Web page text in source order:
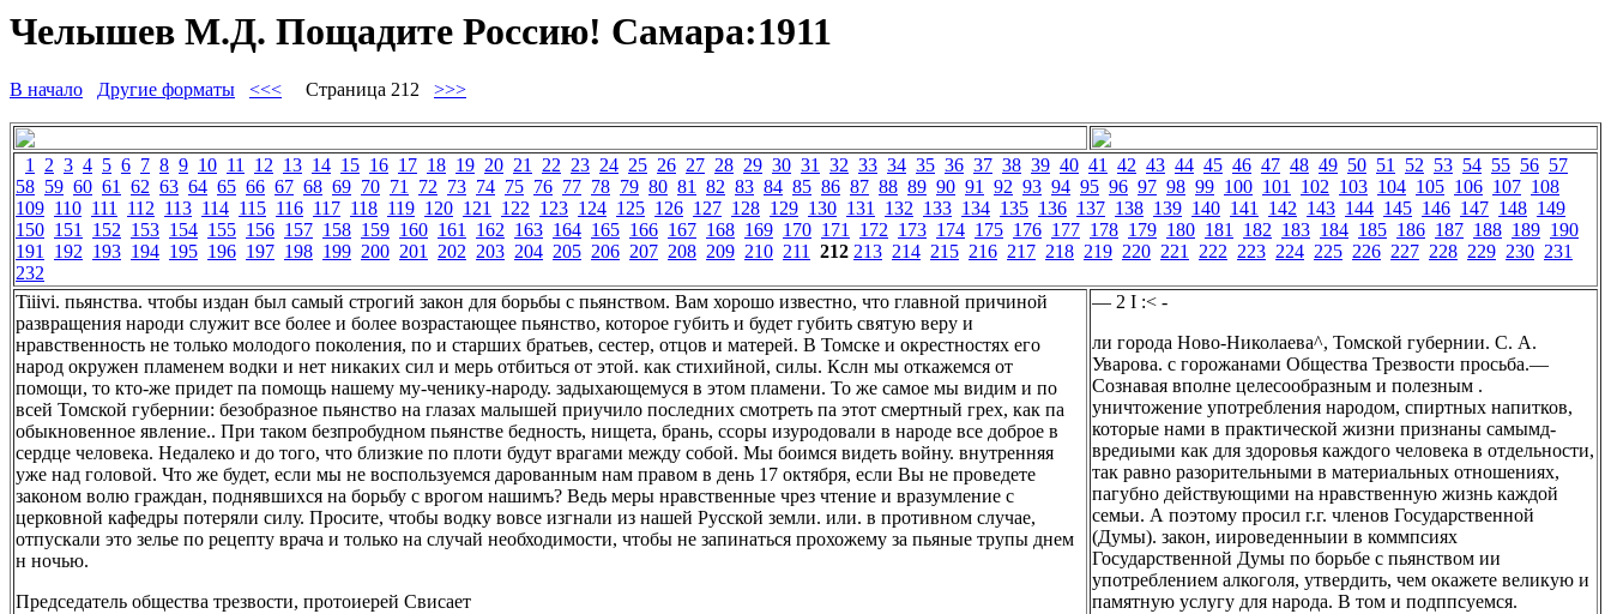
Челышев М.Д. Пощадите Россию! Самара:1911
В начало Другие форматы <<< Страница 212 >>>
1 2 3 4 5 6 7 8 9 10 11 12 13 14 15 16 17 18 19 20 21 22 23 24 25 26 27 28 29 30 31 32 33 34 35 36 37 38 39 40 41 42 43 44 45 46 47 48 49 50 51 52 53 54 55 56 57
58 59 60 61 62 63 64 65 66 67 68 69 70 71 72 73 74 75 76 77 78 79 80 81 82 83 84 85 86 87 88 89 90 91 92 93 94 95 96 97 98 99 100 101 102 103 104 105 106 107 108
109 110 111 112 113 114 115 116 117 118 119 120 121 122 123 124 125 126 127 128 129 130 131 132 133 134 135 136 137 138 139 140 141 142 143 144 145 146 147 148 149
150 151 152 153 154 155 156 157 158 159 160 161 162 163 164 165 166 167 168 169 170 171 172 173 174 175 176 177 178 179 180 181 182 183 184 185 186 187 188 189 190
191 192 193 194 195 196 197 198 199 200 201 202 203 204 205 206 207 208 209 210 211 212 213 214 215 216 217 218 219 220 221 222 223 224 225 226 227 228 229 230 231
232
Tiiivi. пьянства. чтобы издан был самый строгий закон для борьбы с пьянством. Вам хорошо известно, что главной причиной
развращения народи служит все более и более возрастающее пьянство, которое губить и будет губить святую веру и
нравственность не только молодого поколения, по и старших братьев, сестер, отцов и матерей. В Томске и окрестностях его
народ окружен пламенем водки и нет никаких сил и мерь отбиться от этой. как стихийной, силы. Кслн мы откажемся от
помощи, то кто-же придет па помощь нашему му-ченику-народу. задыхающемуся в этом пламени. То же самое мы видим и по
всей Томской губернии: безобразное пьянство на глазах малышей приучило последних смотреть па этот смертный грех, как па
обыкновенное явление.. При таком безпробудном пьянстве бедность, нищета, брань, ссоры изуродовали в народе все доброе в
сердце человека. Недалеко и до того, что близкие по плоти будут врагами между собой. Мы боимся видеть войну. внутренняя
уже над головой. Что же будет, если мы не воспользуемся дарованным нам правом в день 17 октября, если Вы не проведете
законом волю граждан, поднявшихся на борьбу с врогом нашимъ? Ведь меры нравственные чрез чтение и вразумление с
церковной кафедры потеряли силу. Просите, чтобы водку вовсе изгнали из нашей Русской земли. или. в противном случае,
отпускали это зелье по рецепту врача и только на случай необходимости, чтобы не запинаться прохожему за пьяные трупы днем
н ночью.
Председатель общества трезвости, протоиерей Свисает
— 2 I :< -
ли города Ново-Николаева^, Томской губернии. С. А.
Уварова. с горожанами Общества Трезвости просьба.—
Сознавая вполне целесообразным и полезным .
уничтожение употребления народом, спиртных напитков,
которые нами в практической жизни признаны самымд-
вредиыми как для здоровья каждого человека в отдельности,
так равно разорительными в материальных отношениях,
пагубно действующими на нравственную жизнь каждой
семьи. А поэтому просил г.г. членов Государственной
(Думы). закон, иироведенныии в коммпсиях
Государственной Думы по борьбе с пьянством ии
употреблением алкоголя, утвердить, чем окажете великую и
памятную услугу для народа. В том и подппсуемся.